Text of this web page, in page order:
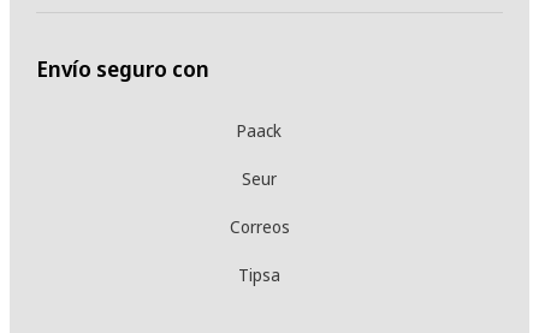
Envío seguro con
Paack
Seur
Correos
Tipsa